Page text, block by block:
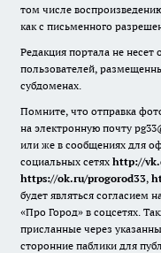
том числе
как с письменного
Редакция портала не несет
пользователей,
субдоменах.
Помните, что отправка
на электронную почту
или же в сообщениях для
социальных сетях http://
https://ok.ru/progorod33,
будет являться согласием
«Про Город» в соцсетях.
присланные через
сторонние паблики для